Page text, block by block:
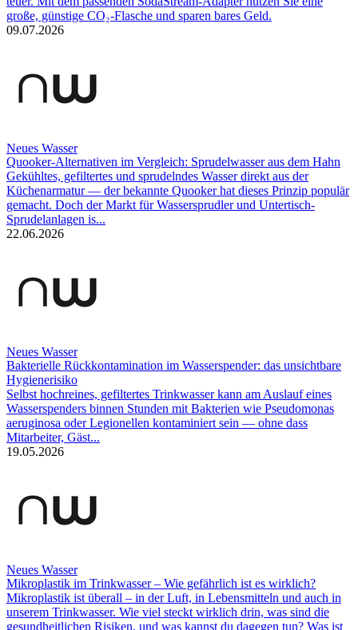
große, günstige CO₂-Flasche und sparen bares Geld.
09.07.2026
Neues Wasser
Quooker-Alternativen im Vergleich: Sprudelwasser aus dem Hahn
Gekühltes, gefiltertes und sprudelndes Wasser direkt aus der
Küchenarmatur — der bekannte Quooker hat dieses Prinzip populär
gemacht. Doch der Markt für Wassersprudler und Untertisch-
Sprudelanlagen is...
22.06.2026
Neues Wasser
Bakterielle Rückkontamination im Wasserspender: das unsichtbare
Hygienerisiko
Selbst hochreines, gefiltertes Trinkwasser kann am Auslauf eines
Wasserspenders binnen Stunden mit Bakterien wie Pseudomonas
aeruginosa oder Legionellen kontaminiert sein — ohne dass
Mitarbeiter, Gäst...
19.05.2026
Neues Wasser
Mikroplastik im Trinkwasser – Wie gefährlich ist es wirklich?
Mikroplastik ist überall – in der Luft, in Lebensmitteln und auch in
unserem Trinkwasser. Wie viel steckt wirklich drin, was sind die
gesundheitlichen Risiken, und was kannst du dagegen tun? Was ist